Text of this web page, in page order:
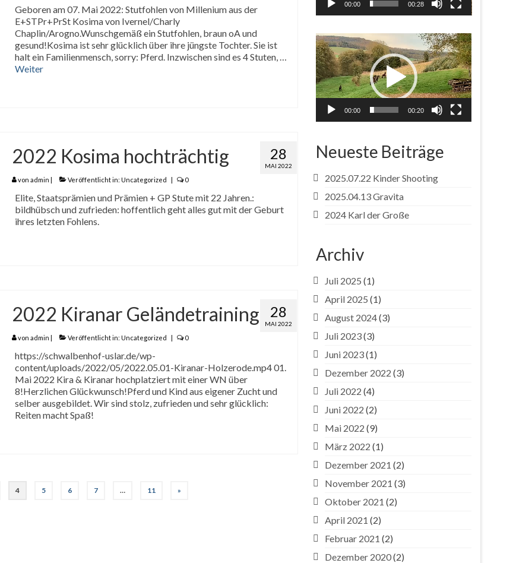
Geboren am 07. Mai 2022: Stutfohlen von Millenium aus der
E+STPr+PrSt Kosima von Ivernel/Charly
Chaplin/Arogno.Wunschgemäß ein Stutfohlen, braun oA und
gesund!Kosima ist sehr glücklich über ihre jüngste Tochter. Sie ist
halt ein Familienmensch, sorry: Pferd. Inzwischen sind es 4 Stuten, …
Weiter
28
MAI 2022
2022 Kosima hochträchtig
von admin Veröffentlicht in: Uncategorized 0
Elite, Staatsprämien und Prämien + GP Stute mit 22 Jahren.:
bildhübsch und zufrieden: hoffentlich geht alles gut mit der Geburt
ihres letzten Fohlens.
28
MAI 2022
2022 Kiranar Geländetraining
von admin | Veröffentlicht in: Uncategorized | 0
https://schwalbenhof-uslar.de/wp-
content/uploads/2022/05/2022.05.01-Kiranar-Holzerode.mp4 01.
Mai 2022 Kira & Kiranar hochplatziert mit einer WN über
8!Herzlichen Glückwunsch!Pferd und Kind aus eigener Zucht und
selber ausgebildet. Wir sind stolz, zufrieden und sehr glücklich:
Reiten macht Spaß!
4 5 6 7 … 11 »
00:00 00:28
Video-
Player
00:00 00:20
Neueste Beiträge
2025.07.22 Kinder Shooting
2025.04.13 Gravita
2024 Karl der Große
Archiv
Juli 2025 (1)
April 2025 (1)
August 2024(3)
Juli 2023(3)
Juni 2023(1)
Dezember 2022 (3)
Juli 2022 (4)
Juni 2022 (2)
Mai 2022 (9)
März 2022 (1)
Dezember 2021 (2)
November 2021 (3)
Oktober 2021 (2)
April 2021 (2)
Februar 2021 (2)
Dezember 2020(2)